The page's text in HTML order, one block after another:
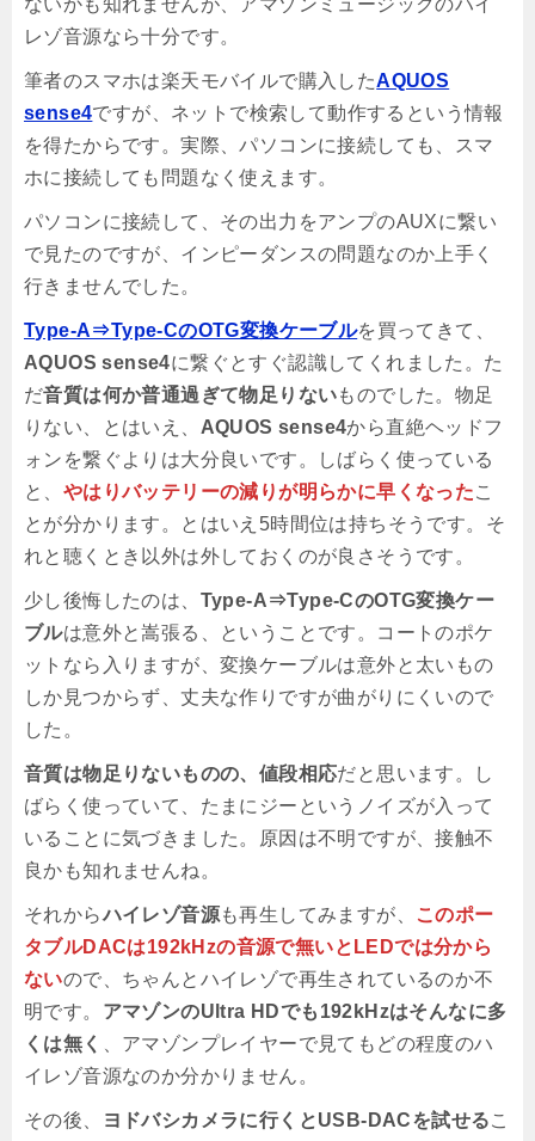
レゾ音源なら十分です。
筆者のスマホは楽天モバイルで購入したAQUOS
sense4ですが、ネットで検索して動作するという情報
を得たからです。実際、パソコンに接続しても、スマ
ホに接続しても問題なく使えます。
パソコンに接続して、その出力をアンプのAUXに繋い
で見たのですが、インピーダンスの問題なのか上手く
行きませんでした。
Type-A⇒Type-CのOTG変換ケーブルを買ってきて、
AQUOS sense4に繋ぐとすぐ認識してくれました。た
だ音質は何か普通過ぎて物足りないものでした。物足
りない、とはいえ、 AQUOS sense4から直絶ヘッドフ
ォンを繋ぐよりは大分良いです。しばらく使っている
と、 やはりバッテリーの減りが明らかに早くなったこ
とが分かります。とはいえ5時間位は持ちそうです。そ
れと聴くとき以外は外しておくのが良さそうです。
少し後悔したのは、 Type-A⇒Type-CのOTG変換ケー
ブルは意外と嵩張る、ということです。コートのポケ
ットなら入りますが、変換ケーブルは意外と太いもの
しか見つからず、丈夫な作りですが曲がりにくいので
した。
音質は物足りないものの、値段相応だと思います。し
ばらく使っていて、たまにジーというノイズが入って
いることに気づきました。原因は不明ですが、接触不
良かも知れませんね。
それからハイレゾ音源も再生してみますが、
このポー
タブルDACは192kHzの音源で無いとLEDでは分から
ないので、ちゃんとハイレゾで再生されているのか不
明です。 アマゾンのUltra HDでも192kHzはそんなに多
くは無く
、アマゾンプレイヤーで見てもどの程度のハ
イレゾ音源なのか分かりません。
その後、 ヨドバシカメラに行くとUSB-DACを試せるこ